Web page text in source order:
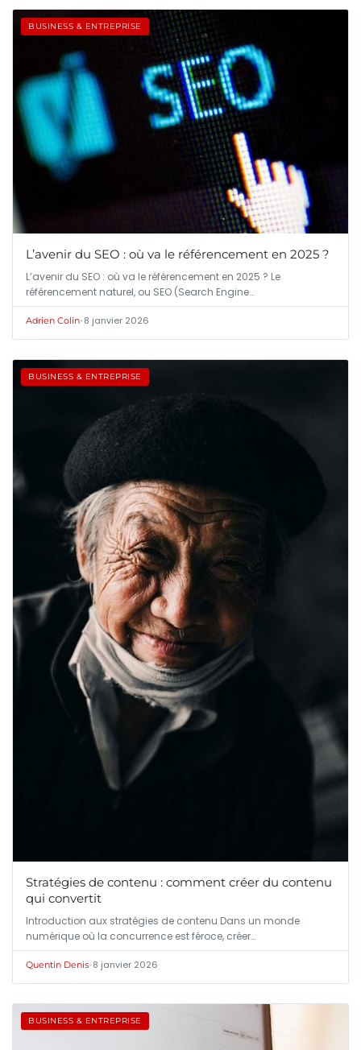
BUSINESS & ENTREPRISE
L’avenir du SEO : où va le référencement en 2025 ?
L’avenir du SEO : où va le référencement en 2025 ? Le
référencement naturel, ou SEO (Search Engine…
Adrien Colin•8 janvier 2026
BUSINESS & ENTREPRISE
Stratégies de contenu : comment créer du contenu
qui convertit
Introduction aux stratégies de contenu Dans un monde
numérique où la concurrence est féroce, créer…
Quentin Denis•8 janvier 2026
BUSINESS & ENTREPRISE